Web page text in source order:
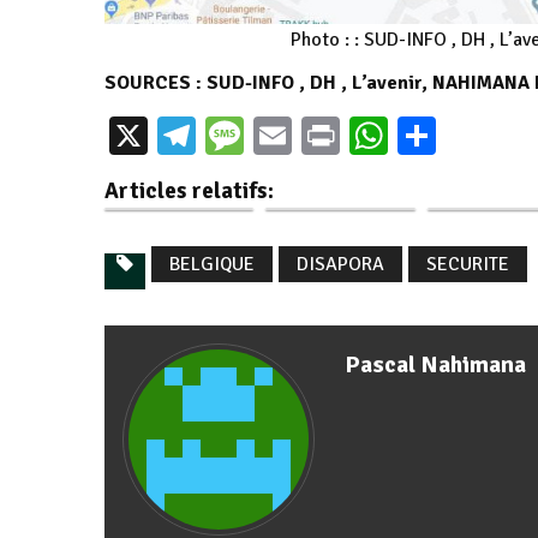
Photo : : SUD-INFO , DH ,
SOURCES : SUD-INFO , DH , L’avenir, NAHIMANA
X Telegram
Message
EmailPrintWhatsApp
Articles relatifs:
burundaise de
Belgique : Burundi
2024
Burundi / Diaspora
: Un Burundais
Burundi /
BELGIQUE DISAPORA SECURITE
Pascal Nahimana